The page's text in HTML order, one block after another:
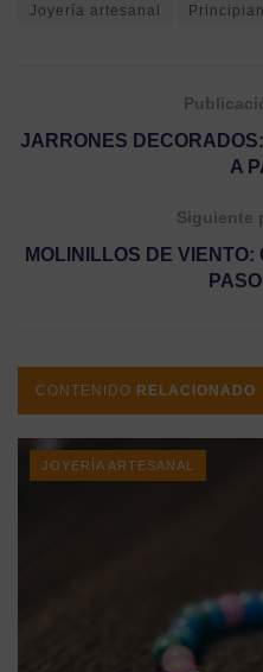
Joyería artesanal
JARRONES
A
Siguiente
MOLINILLOS DE
CONTENIDO RELACIONADO
JOYERÍA ARTESANAL